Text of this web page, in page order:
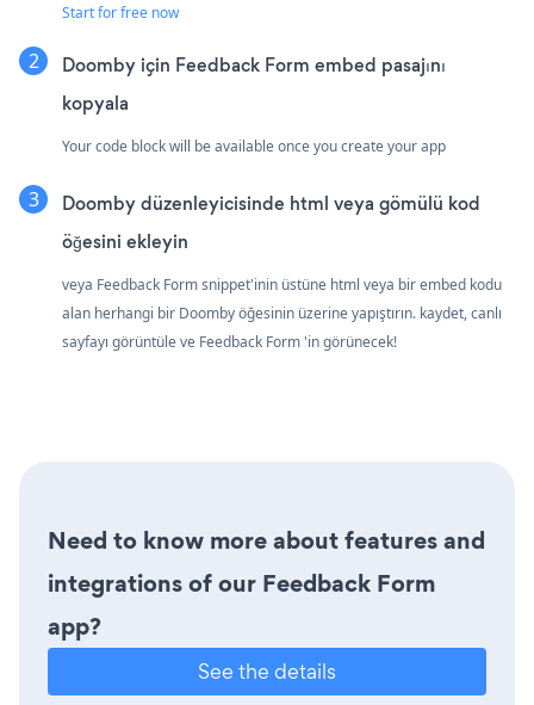
Start for free now
Doomby için Feedback Form embed pasajını
kopyala
Your code block will be available once you create your app
Doomby düzenleyicisinde html veya gömülü kod
öğesini ekleyin
veya Feedback Form snippet'inin üstüne html veya bir embed kodu
alan herhangi bir Doomby öğesinin üzerine yapıştırın. kaydet, canlı
sayfayı görüntüle ve Feedback Form 'in görünecek!
Need to know more about features and
integrations of our Feedback Form
app?
See the details